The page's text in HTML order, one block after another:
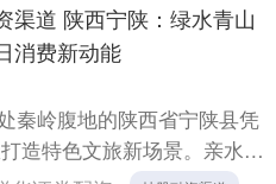
渠道 陕西宁陕：绿水青山
消费新动能
秦岭腹地的陕西省宁陕县凭
造特色文旅新场景。亲水避